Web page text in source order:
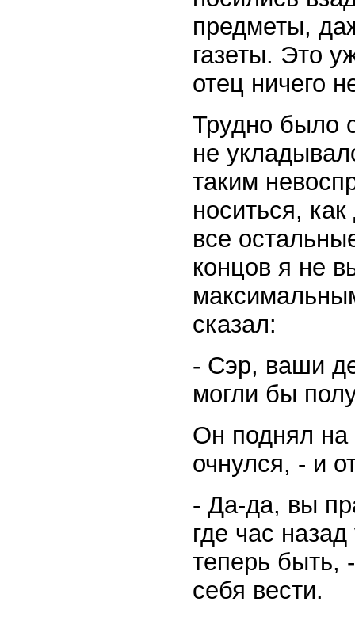
предметы,
газеты. Это
отец ничего
Трудно было
не
таким
носиться,
все
концов я не
сказал:
- Сэр, ваши
могли бы
Он поднял на
очнулся, - и
- Да-да, вы
где час
теперь быть,
себя вести.